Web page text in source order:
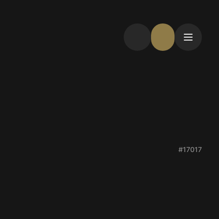
#17017